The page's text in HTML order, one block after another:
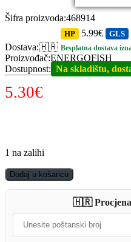
Šifra proizvoda:468914
Dostava:🇭🇷
HP 5.99€ GLS
Besplatna dostava
Proizvođač:ENERGOFISH
Dostupnost: Na skladištu,
5.30€
1 na zalihi
KAMASAKI
Super
Box
quantity
Dodaj u košaricu
🇭🇷 Procjena